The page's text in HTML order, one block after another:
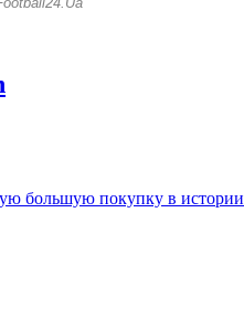
большую покупку в истории